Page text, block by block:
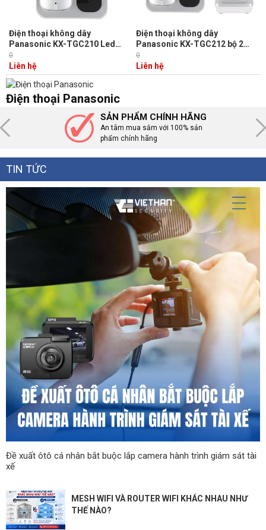
Điện thoại không dây
Panasonic KX-TGC210 Led
hiển thị màu cam, loa 2 chiều,
đàm thoại 3 bên, 6 số gọi
nhanh, chuyển cuộc gọi, khóa
máy
0
Liên hệ
Điện thoại không dây
Panasonic KX-TGC212 bộ 2
tay, Led hiển thị màu cam, loa
2 chiều, đàm thoại 3 bên, 6 số
gọi nhanh, chuyển cuộc gọi,
0
Liên hệ
Điện thoại Panasonic
SẢN PHẨM CHÍNH HÃNG
An tâm mua sắm với 100% sản
phẩm chính hãng
TIN TỨC
Đề xuất ôtô cá nhân bắt buộc lắp camera hành trình giám sát tài
xế
MESH WIFI VÀ ROUTER WIFI KHÁC NHAU NHƯ
THẾ NÀO?